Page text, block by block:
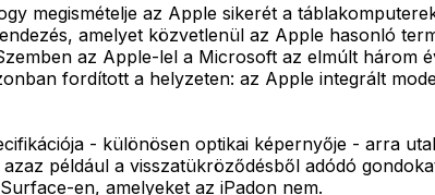
megismételje az Apple sikerét a
amelyet közvetlenül az Apple hasonló
az Apple-lel a Microsoft az elmúlt
fordított a helyzeten: az Apple integrált
- különösen optikai képernyője - arra
például a visszatükröződésből adódó
en, amelyeket az iPadon nem.